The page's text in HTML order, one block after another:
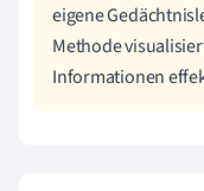
eigene
Methode
Informationen